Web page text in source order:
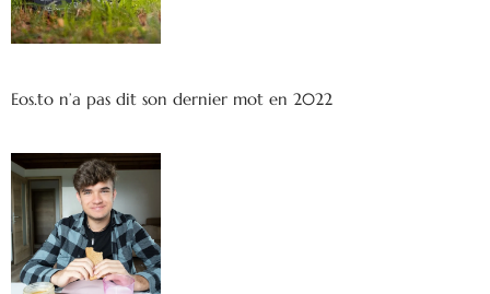
Eos.to n’a pas dit son dernier mot en 2022